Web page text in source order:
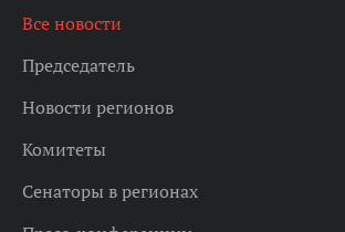
Все новости
Председатель
Новости регионов
Комитеты
Сенаторы в регионах